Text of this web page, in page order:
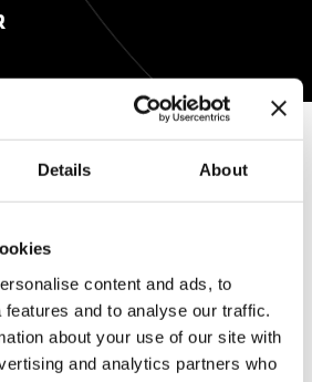
Details About
content and ads, to
and to analyse our traffic.
about your use of our site with
and analytics partners who
odnosi się do różnych zadań:
koszowych, kompletowania
wózków podnośnikowych i